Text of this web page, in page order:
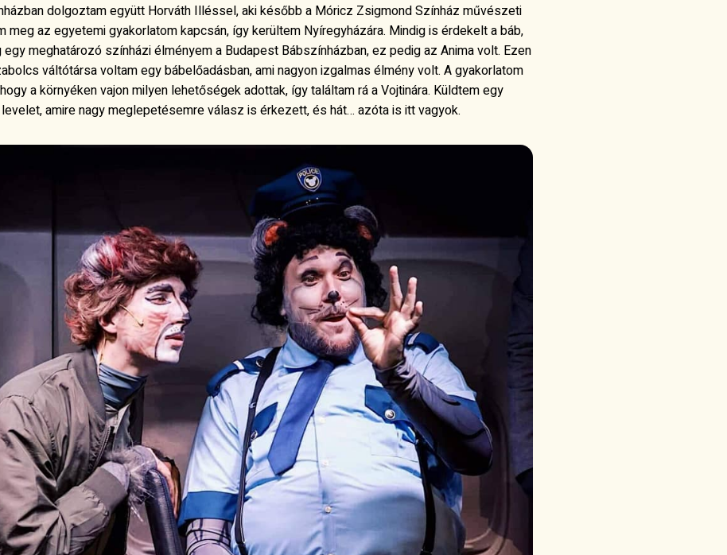
dolgoztam együtt Horváth Illéssel, aki későbba Móricz Zsigmond Színház művészeti
meg az egyetemi gyakorlatom kapcsán, így kerültem Nyíregyházára. Mindig is érdekelt a báb,
meghatározó színházi élményem a Budapest Bábszínházban, ez pedig az Anima volt. Ezen
váltótársa voltam egy bábelőadásban, ami nagyon izgalmas élmény volt. A gyakorlatom
a környéken vajon milyen lehetőségek adottak, így találtam rá a Vojtinára. Küldtem egy
amire nagy meglepetésemre válasz is érkezett, és hát… azóta is itt vagyok.